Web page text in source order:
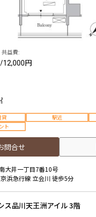
付き
3LDK
〜
益費:
/12,000円
貸 駅近
ト
問合せ
大井一丁目7番10号
浜急行線 立会川 徒歩5分
ス品川天王洲アイル 3階